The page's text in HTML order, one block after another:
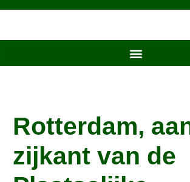
Rotterdam,
zijkant van de